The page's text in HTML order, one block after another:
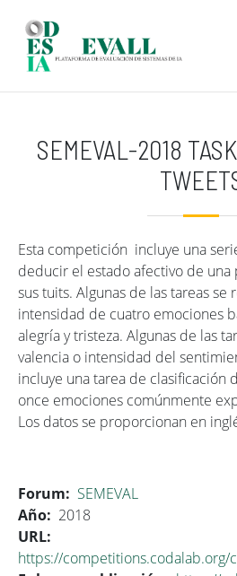
SEMEVAL-2018
Esta competición incluye una
deducir el estado afectivo de una
sus tuits. Algunas de las tareas se
intensidad de cuatro emociones
alegría y tristeza. Algunas de las
valencia o intensidad del
incluye una tarea de clasificación
once emociones comúnmente
Los datos se proporcionan en
Forum
SEMEVAL
Año
2018
URL
https://competitions.codalab.org/